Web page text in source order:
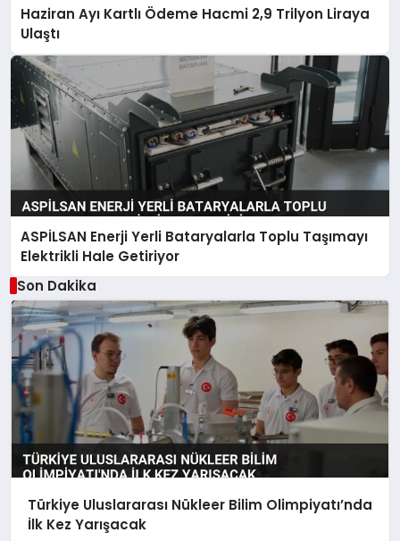
Haziran Ayı Kartlı Ödeme Hacmi 2,9 Trilyon Liraya
Ulaştı
ASPİLSAN Enerji Yerli Bataryalarla Toplu Taşımayı
Elektrikli Hale Getiriyor
Son Dakika
Türkiye Uluslararası Nükleer Bilim Olimpiyatı’nda
İlk Kez Yarışacak